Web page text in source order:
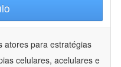
atores para estratégias
celulares, acelulares e